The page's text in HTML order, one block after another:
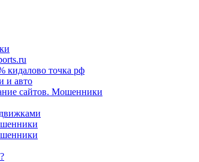
кидалово точка рф
и авто
сайтов. Мошенники